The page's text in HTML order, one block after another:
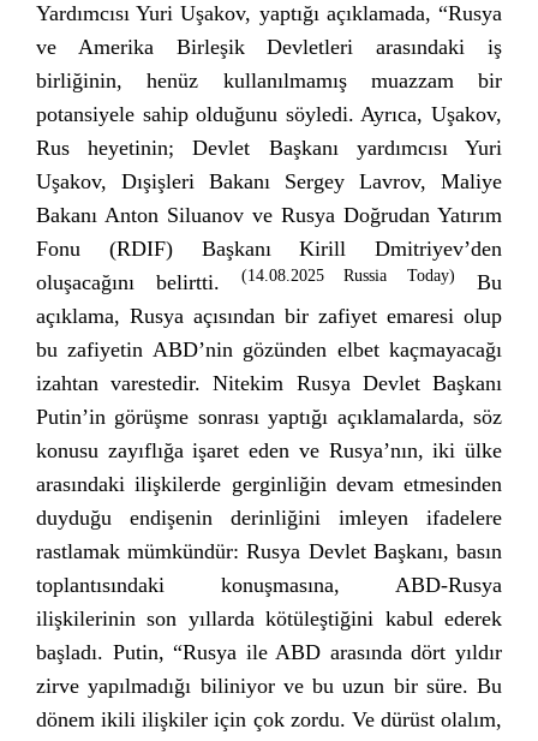
Yardımcısı Yuri Uşakov, yaptığı açıklamada, “Rusya
ve Amerika Birleşik Devletleri arasındaki iş
birliğinin, henüz kullanılmamış muazzam bir
potansiyele sahip olduğunu söyledi. Ayrıca, Uşakov,
Rus heyetinin; Devlet Başkanı yardımcısı Yuri
Uşakov, Dışişleri Bakanı Sergey Lavrov, Maliye
Bakanı Anton Siluanov ve Rusya Doğrudan Yatırım
Fonu (RDIF) Başkanı Kirill Dmitriyev’den
oluşacağını belirtti.
(14.08.2025 Russia Today)
Bu
açıklama, Rusya açısından bir zafiyet emaresi olup
bu zafiyetin ABD’nin gözünden elbet kaçmayacağı
izahtan varestedir. Nitekim Rusya Devlet Başkanı
Putin’in görüşme sonrası yaptığı açıklamalarda, söz
konusu zayıflığa işaret eden ve Rusya’nın, iki ülke
arasındaki ilişkilerde gerginliğin devam etmesinden
duyduğu endişenin derinliğini imleyen ifadelere
rastlamak mümkündür: Rusya Devlet Başkanı, basın
toplantısındaki konuşmasına, ABD-Rusya
ilişkilerinin son yıllarda kötüleştiğini kabul ederek
başladı. Putin, “Rusya ile ABD arasında dört yıldır
zirve yapılmadığı biliniyor ve bu uzun bir süre. Bu
dönem ikili ilişkiler için çok zordu. Ve dürüst olalım,